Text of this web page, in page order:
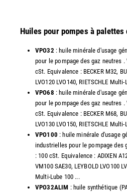
Huiles pour pompes à
VPO32 : huile minérale d'usage
pour le pompage des gaz neutres .
cSt. Equivalence : BECKER M32,
LVO120 LVO140, RIETSCHLE Multi-
VPO68 : huile minérale d'usage
pour le pompage des gaz neutres .
cSt. Equivalence : BECKER M68,
LVO130 LVO150, RIETSCHLE Multi-
VPO100 : huile minérale d'usage
industrielles pour le pompage des
: 100 cSt. Equivalence : ADIXEN
VM100 SAE30, LEYBOLD LVO100
Multi-Lube 100 ...
VPO32ALIM : huile synthétique